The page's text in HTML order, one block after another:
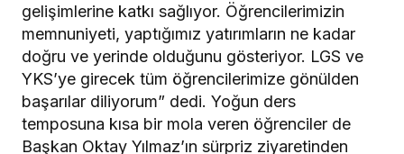
gelişimlerine katkı sağlıyor. Öğrencilerimizin
memnuniyeti, yaptığımız yatırımların ne kadar
doğru ve yerinde olduğunu gösteriyor. LGS ve
YKS’ye girecek tüm öğrencilerimize gönülden
başarılar diliyorum” dedi. Yoğun ders
temposuna kısa bir mola veren öğrenciler de
Başkan Oktay Yılmaz’ın sürpriz ziyaretinden